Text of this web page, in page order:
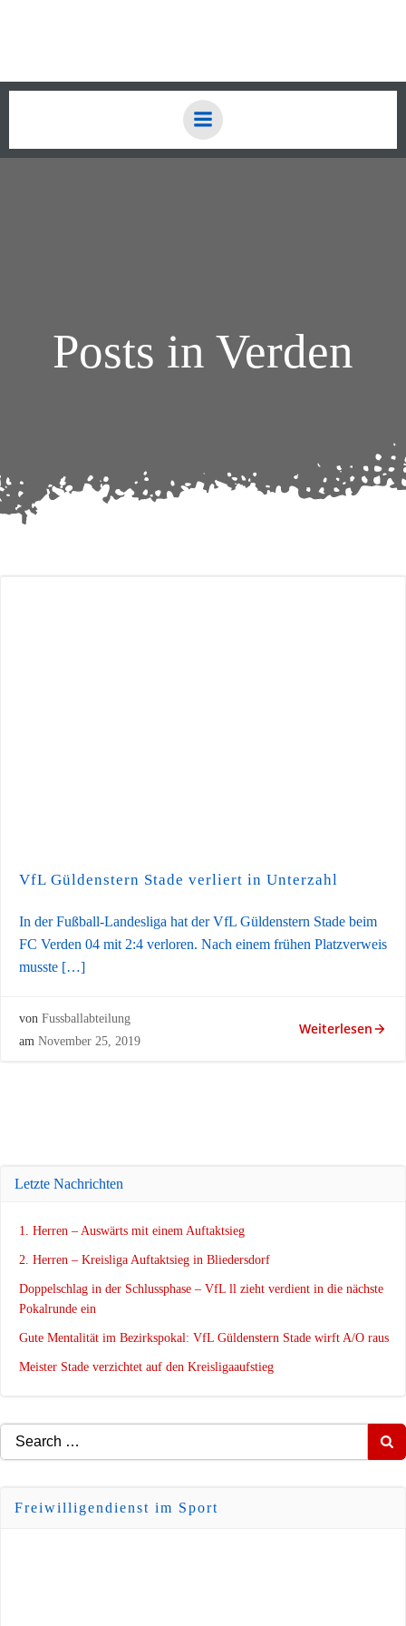
Posts in Verden
VfL Güldenstern Stade verliert in Unterzahl
In der Fußball-Landesliga hat der VfL Güldenstern Stade beim
FC Verden 04 mit 2:4 verloren. Nach einem frühen Platzverweis
musste […]
von Fussballabteilung
am November 25, 2019
Weiterlesen
Letzte Nachrichten
1. Herren – Auswärts mit einem Auftaktsieg
2. Herren – Kreisliga Auftaktsieg in Bliedersdorf
Doppelschlag in der Schlussphase – VfL ll zieht verdient in die nächste
Pokalrunde ein
Gute Mentalität im Bezirkspokal: VfL Güldenstern Stade wirft A/O raus
Meister Stade verzichtet auf den Kreisligaaufstieg
Search
for:
Freiwilligendienst im Sport